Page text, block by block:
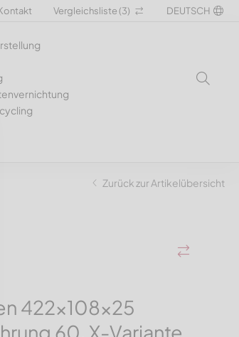
Vergleichsliste (3) DEUTSCH
Zurück zur Artikelübersicht
422x108x25
60, X-Variante